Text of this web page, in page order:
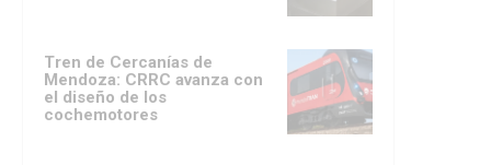
Tren de Cercanías de
Mendoza: CRRC avanza con
el diseño de los
cochemotores